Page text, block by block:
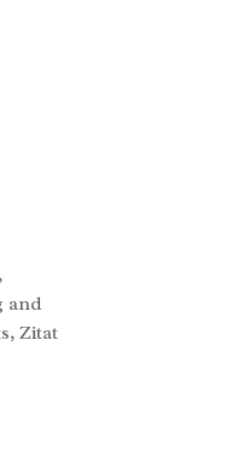
and
Zitat